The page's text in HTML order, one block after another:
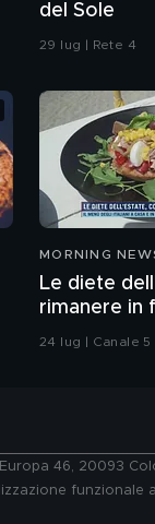
del Sole
29 lug | Rete 4
MORNING
Le diete
rimanere in
24 lug | Canale 5
46, 20093
funzionale